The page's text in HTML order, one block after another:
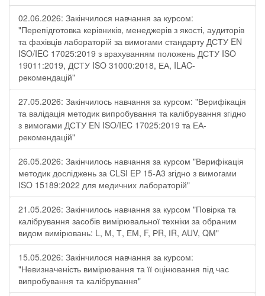
02.06.2026: Закінчилося навчання за курсом:
"Перепідготовка керівників, менеджерів з якості, аудиторів
та фахівців лабораторій за вимогами стандарту ДСТУ EN
ISO/IEC 17025:2019 з врахуванням положень ДСТУ ISO
19011:2019, ДСТУ ISO 31000:2018, ЕА, ILAC-
рекомендацій"
27.05.2026: Закінчилось навчання за курсом: "Верифікація
та валідація методик випробування та калібрування згідно
з вимогами ДСТУ EN ISO/IEC 17025:2019 та ЕА-
рекомендацій"
26.05.2026: Закінчилось навчання за курсом "Верифікація
методик досліджень за CLSI EP 15-A3 згідно з вимогами
ISO 15189:2022 для медичних лабораторій"
21.05.2026: Закінчилось навчання за курсом "Повірка та
калібрування засобів вимірювальної техніки за обраним
видом вимірювань: L, М, Т, ЕМ, F, РR, ІR, АUV, QМ"
15.05.2026: Закінчилося навчання за курсом:
"Невизначеність вимірювання та її оцінювання під час
випробування та калібрування"